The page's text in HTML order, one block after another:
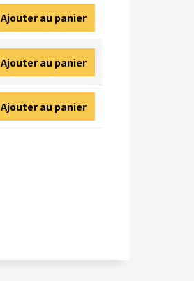
Ajouter au panier
Ajouter au panier
Ajouter au panier